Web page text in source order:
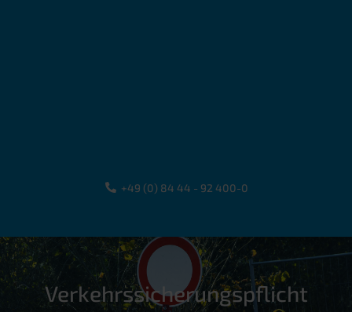
+49 (0) 84 44 - 92 400-0
Verkehrssicherungspflicht